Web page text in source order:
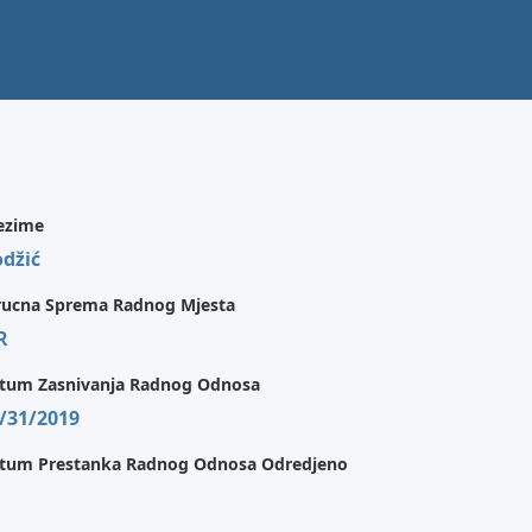
Sprema Radnog Mjesta
Zasnivanja Radnog Odnosa
31/2019
Prestanka Radnog Odnosa Odredjeno